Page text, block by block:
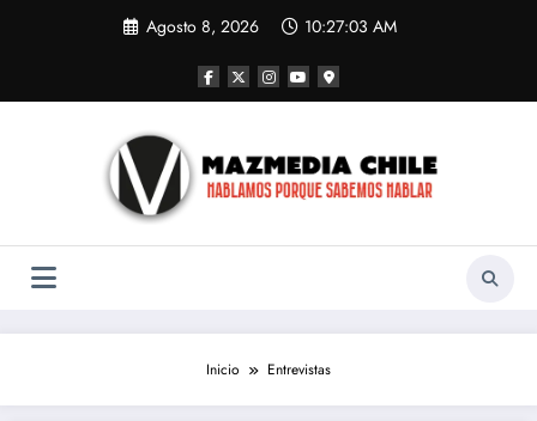
Agosto 8, 2026 10:27:06 AM
Inicio Entrevistas